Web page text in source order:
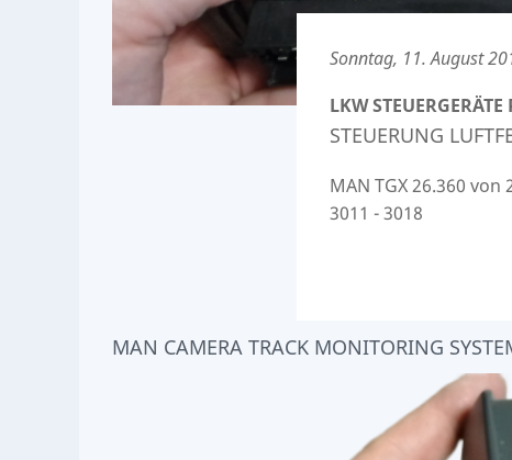
Sonntag, 11. August
LKW STEUERGERÄTE
STEUERUNG
MAN TGX 26.360
3011 - 3018
MAN CAMERA TRACK MONITORING